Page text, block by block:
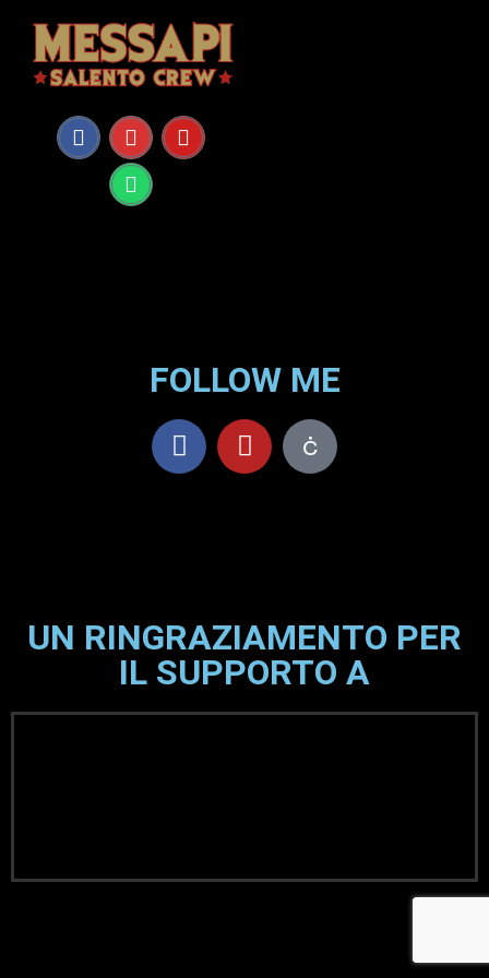
FOLLOW ME
UN RINGRAZIAMENTO PER
IL SUPPORTO A